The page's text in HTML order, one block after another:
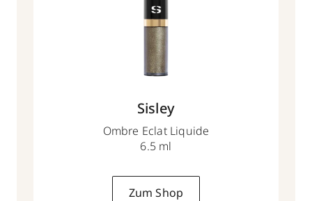
Sisley
Ombre Eclat Liquide
6.5 ml
Zum Shop